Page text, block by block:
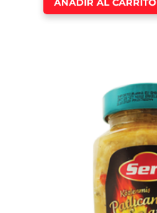
AÑADIR AL CARRITO